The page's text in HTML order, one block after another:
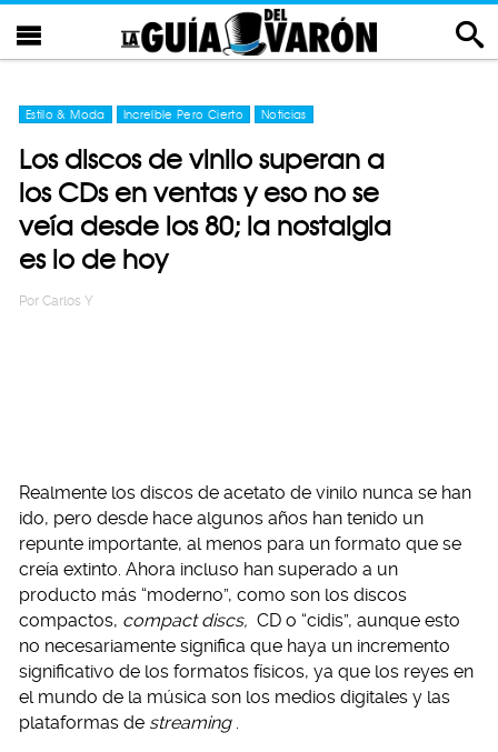
Estilo & Moda Increíble Pero Cierto Noticias
Los discos de vinilo superan a
los CDs en ventas y eso no se
veía desde los 80; la nostalgia
es lo de hoy
Por Carlos Y
Realmente los discos de acetato de vinilo nunca se han
ido, pero desde hace algunos años han tenido un
repunte importante, al menos para un formato que se
creía extinto. Ahora incluso han superado a un
producto más “moderno”, como son los discos
compactos, compact discs, CD o “cidis”, aunque esto
no necesariamente significa que haya un incremento
significativo de los formatos físicos, ya que los reyes en
el mundo de la música son los medios digitales y las
plataformas de streaming .